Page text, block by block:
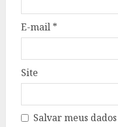
E-mail *
Site
Salvar meus